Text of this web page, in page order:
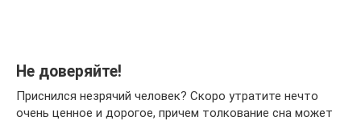
Не доверяйте!
Приснился незрячий человек? Скоро утратите нечто
очень ценное и дорогое, причем толкование сна может